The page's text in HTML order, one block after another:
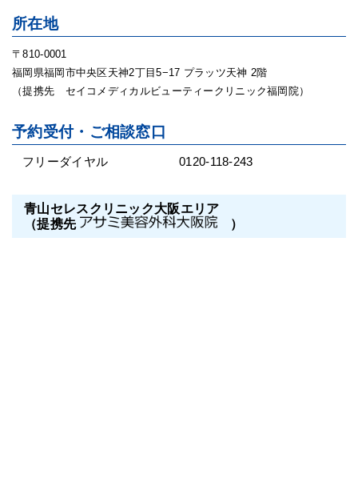
所在地
〒810-0001
福岡県福岡市中央区天神2丁目5−17 プラッツ天神 2階
（提携先 セイコメディカルビューティークリニック福岡院）
予約受付・ご相談窓口
フリーダイヤル 0120-118-243
青山セレスクリニック大阪エリア
（提携先
）